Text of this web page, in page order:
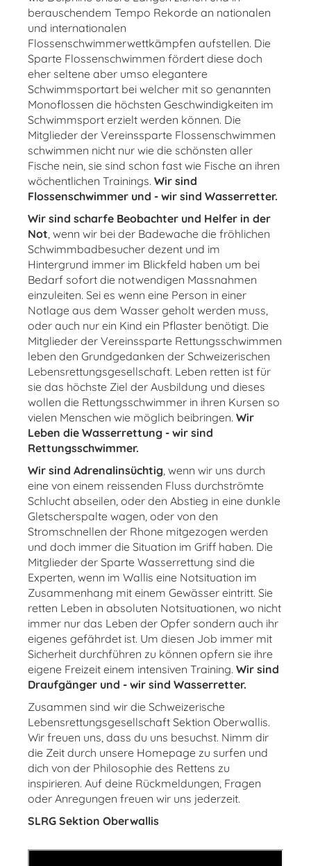
berauschendem Tempo Rekorde an nationalen
und internationalen
Flossenschwimmerwettkämpfen aufstellen. Die
Sparte Flossenschwimmen fördert diese doch
eher seltene aber umso elegantere
Schwimmsportart bei welcher mit so genannten
Monoflossen die höchsten Geschwindigkeiten im
Schwimmsport erzielt werden können. Die
Mitglieder der Vereinssparte Flossenschwimmen
schwimmen nicht nur wie die schönsten aller
Fische nein, sie sind schon fast wie Fische an ihren
wöchentlichen Trainings. Wir sind
Flossenschwimmer und - wir sind Wasserretter.
Wir sind scharfe Beobachter und Helfer in der
Not, wenn wir bei der Badewache die fröhlichen
Schwimmbadbesucher dezent und im
Hintergrund immer im Blickfeld haben um bei
Bedarf sofort die notwendigen Massnahmen
einzuleiten. Sei es wenn eine Person in einer
Notlage aus dem Wasser geholt werden muss,
oder auch nur ein Kind ein Pflaster benötigt. Die
Mitglieder der Vereinssparte Rettungsschwimmen
leben den Grundgedanken der Schweizerischen
Lebensrettungsgesellschaft. Leben retten ist für
sie das höchste Ziel der Ausbildung und dieses
wollen die Rettungsschwimmer in ihren Kursen so
vielen Menschen wie möglich beibringen. Wir
Leben die Wasserrettung - wir sind
Rettungsschwimmer.
Wir sind Adrenalinsüchtig, wenn wir uns durch
eine von einem reissenden Fluss durchströmte
Schlucht abseilen, oder den Abstieg in eine dunkle
Gletscherspalte wagen, oder von den
Stromschnellen der Rhone mitgezogen werden
und doch immer die Situation im Griff haben. Die
Mitglieder der Sparte Wasserrettung sind die
Experten, wenn im Wallis eine Notsituation im
Zusammenhang mit einem Gewässer eintritt. Sie
retten Leben in absoluten Notsituationen, wo nicht
immer nur das Leben der Opfer sondern auch ihr
eigenes gefährdet ist. Um diesen Job immer mit
Sicherheit durchführen zu können opfern sie ihre
eigene Freizeit einem intensiven Training. Wir sind
Draufgänger und - wir sind Wasserretter.
Zusammen sind wir die Schweizerische
Lebensrettungsgesellschaft Sektion Oberwallis.
Wir freuen uns, dass du uns besuchst. Nimm dir
die Zeit durch unsere Homepage zu surfen und
dich von der Philosophie des Rettens zu
inspirieren. Auf deine Rückmeldungen, Fragen
oder Anregungen freuen wir uns jederzeit.
SLRG Sektion Oberwallis